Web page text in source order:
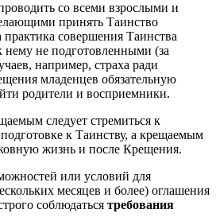
со всеми взрослыми и
принять Таинство
совершения Таинства
не подготовленными (за
например, страха ради
младенцев обязательную
родители и восприемники.
следует стремиться к
к Таинству, а крещаемым
жизнь и после Крещения.
или условий для
месяцев и более) оглашения
соблюдаться требования